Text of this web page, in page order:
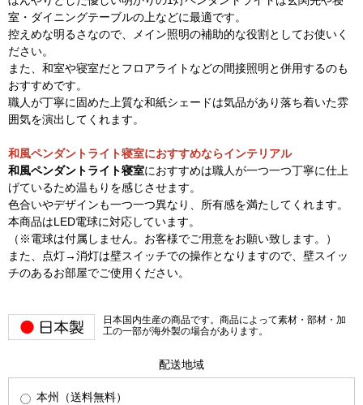
室・ダイニングテーブルの上などに最適です。
控えめな明るさなので、メイン照明の補助的な役割としてお使いく
ださい。
また、和室や寝室だとフロアライトなどの間接照明と併用するのも
おすすめです。
職人が丁寧に固めた上質な和紙シェードは気品があり落ち着いた雰
囲気を演出してくれます。
和風ペンダントライト寝室におすすめならインテリアル
和風ペンダントライト寝室におすすめは職人が一つ一つ丁寧に仕上
げているため温もりを感じさせます。
色合いやデザインも一つ一つ異なり、所有感を満たしてくれます。
本商品はLED電球に対応しています。
（※電球は付属しません。お客様でご用意をお願い致します。）
また、点灯→消灯は壁スイッチでの操作となりますので、壁スイッ
チのあるお部屋でご使用ください。
日本国内生産の商品です。商品によって素材・部材・加
工の一部が海外製の場合があります。
配送地域
本州（送料無料）